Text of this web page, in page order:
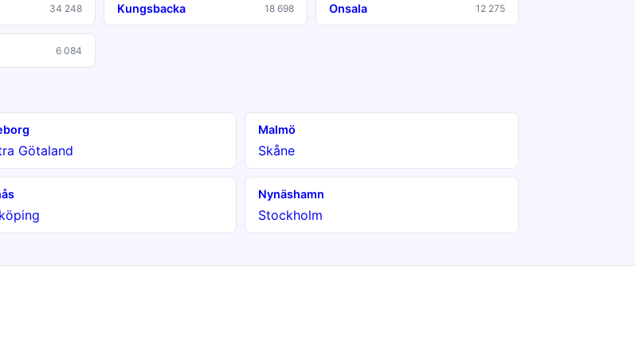
34 248 Kungsbacka 18 698 Onsala 12 275
6 084
Götaland
Malmö
Skåne
Nynäshamn
Stockholm